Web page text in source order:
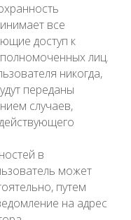
все
доступ к
лиц.
никогда,
переданы
случаев,
в
может
путем
на адрес